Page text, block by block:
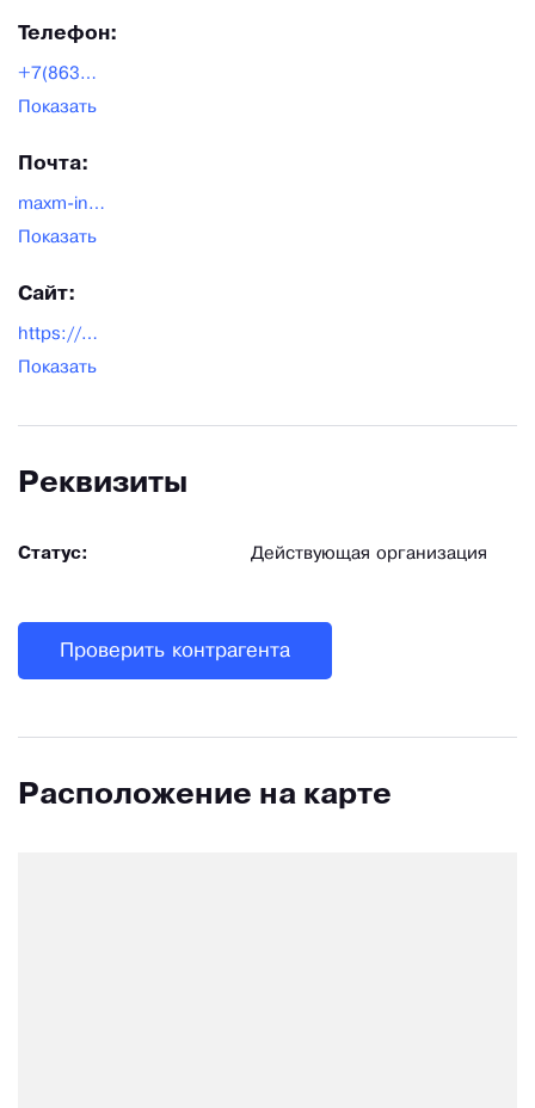
Телефон:
+7(8639)23-74-88
Показать
Почта:
maxm-instrument@yandex.ru
Показать
Сайт:
https://www.max-instrument.ru/
Показать
Реквизиты
Статус: Действующая организация
Проверить контрагента
Расположение на карте